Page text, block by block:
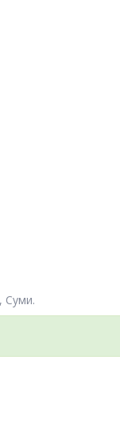
Суми.